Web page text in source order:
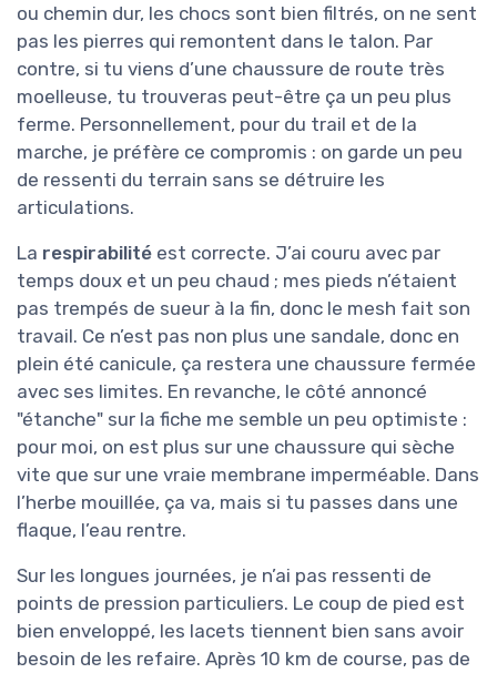
ou chemin dur, les chocs sont bien filtrés, on ne sent
pas les pierres qui remontent dans le talon. Par
contre, si tu viens d’une chaussure de route très
moelleuse, tu trouveras peut-être ça un peu plus
ferme. Personnellement, pour du trail et de la
marche, je préfère ce compromis : on garde un peu
de ressenti du terrain sans se détruire les
articulations.
La respirabilité est correcte. J’ai couru avec par
temps doux et un peu chaud ; mes pieds n’étaient
pas trempés de sueur à la fin, donc le mesh fait son
travail. Ce n’est pas non plus une sandale, donc en
plein été canicule, ça restera une chaussure fermée
avec ses limites. En revanche, le côté annoncé
"étanche" sur la fiche me semble un peu optimiste :
pour moi, on est plus sur une chaussure qui sèche
vite que sur une vraie membrane imperméable. Dans
l’herbe mouillée, ça va, mais si tu passes dans une
flaque, l’eau rentre.
Sur les longues journées, je n’ai pas ressenti de
points de pression particuliers. Le coup de pied est
bien enveloppé, les lacets tiennent bien sans avoir
besoin de les refaire. Après 10 km de course, pas de